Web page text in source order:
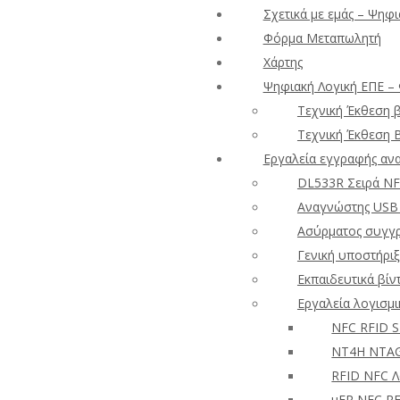
Σχετικά με εμάς –
Φόρμα Μεταπωλητή
Χάρτης
Ψηφιακή Λογική ΕΠΕ –
Τεχνική Έκθεση
Τεχνική Έκθεση
Εργαλεία εγγραφής
DL533R Σειρά
Αναγνώστης
Ασύρματος
Γενική
Εκπαιδευτικά
Εργαλεία
NFC RFID
NT4H
RFID NFC